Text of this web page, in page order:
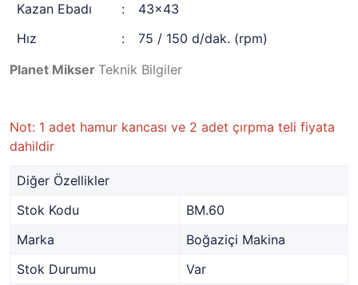
Planet Mikser Teknik Bilgiler
Kazan Ebadı
:
43x43
Hız
: 75 / 150 d/dak. (rpm)
Not: 1 adet hamur kancası ve 2 adet çırpma teli fiyata
dahildir
Diğer Özellikler
Stok Kodu
BM.60
Marka
Boğaziçi Makina
Stok Durumu
Var